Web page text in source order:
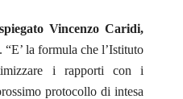
Vincenzo Caridi,
. “E’ la formula che l’Istituto
i rapporti con i
protocollo di intesa